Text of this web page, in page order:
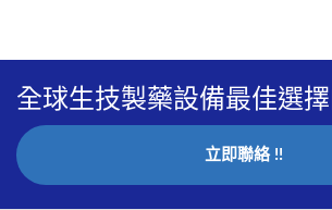
全球生技製藥設備最佳選
立即聯絡 !!